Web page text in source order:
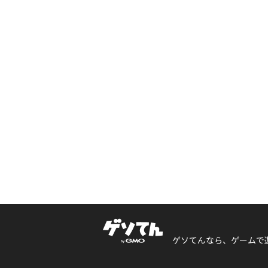
ゲソてんなら、ゲームで